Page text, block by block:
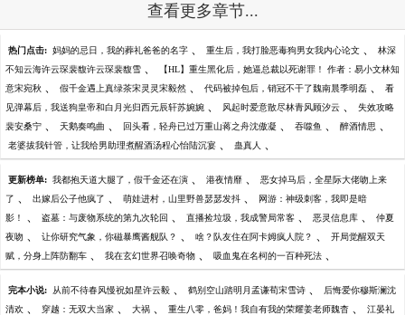
查看更多章节...
热门点击: 妈妈的忌日，我的葬礼爸爸的名字 、 重生后，我打脸恶毒狗男女我内心论文 、 林深
不知云海许云琛裴馥许云琛裴馥雪 、 【HL】重生黑化后，她逼总裁以死谢罪！ 作者：易小文林知
意宋宛秋 、 假千金遇上真绿茶宋灵灵宋毅然 、 代码被掉包后，销冠不干了魏南晨季明磊 、 看
见弹幕后，我送狗皇帝和白月光归西元辰轩苏婉婉 、 风起时爱意散尽林青风顾汐云 、 失效攻略
裴安桑宁 、 天鹅奏鸣曲 、 回头看，轻舟已过万重山蒋之舟沈傲凝 、 吞噬鱼 、 醉酒情思 、
老婆拔我针管，让我给男助理煮醒酒汤程心怡陆沉宴 、 蛊真人 、
更新榜单: 我都抱天道大腿了，假千金还在演 、 港夜情靡 、 恶女掉马后，全星际大佬吻上来
了 、 出嫁后公子他疯了 、 萌娃进村，山里野兽瑟瑟发抖 、 网游：神级刺客，我即是暗
影！ 、 盗墓：与废物系统的第九次轮回 、 直播捡垃圾，我成警局常客 、 恶灵信息库 、 仲夏
夜吻 、 让你研究气象，你磁暴鹰酱舰队？ 、 啥？队友住在阿卡姆疯人院？ 、 开局觉醒双天
赋，分身上阵防翻车 、 我在玄幻世界召唤奇物 、 吸血鬼在名柯的一百种死法 、
完本小说: 从前不待春风慢祝如星许云毅 、 鹤别空山踏明月孟谦荀宋雪诗 、 后悔爱你穆斯澜沈
清欢 、 穿越：无双大当家 、 大祸 、 重生八零，爸妈！我自有我的荣耀姜老师魏杳 、 江晏礼